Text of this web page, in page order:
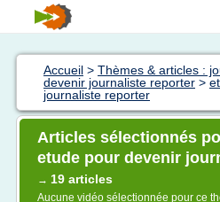
Accueil > Thèmes & articles :
devenir journaliste reporter >
journaliste reporter
Articles sélectionnés
etude pour devenir
→ 19 articles
Aucune vidéo sélectionnée pour ce